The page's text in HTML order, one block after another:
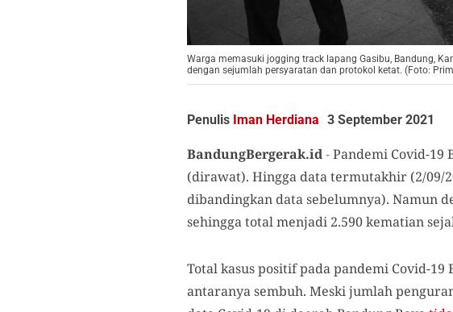
Warga memasuki jogging track lapang Gasibu, Bandung,
dengan sejumlah persyaratan dan protokol ketat. (Foto:
Penulis Iman Herdiana 3 September 2021
BandungBergerak.id-Pandemi Covid-
(dirawat). Hingga data termutakhir (2/09/
dibandingkan data sebelumnya). Namun
sehingga total menjadi 2.590 kematian
Total kasus positif pada pandemi Covid-19
antaranya sembuh. Meski jumlah